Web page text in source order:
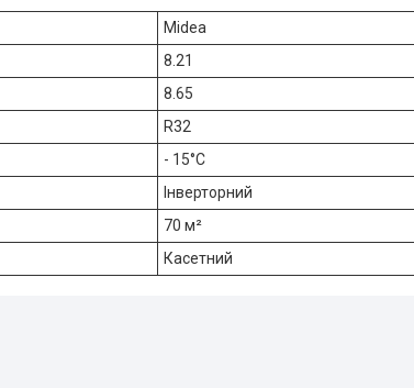
Midea
8.21
8.65
R32
- 15°C
Інверторний
70 м²
Касетний